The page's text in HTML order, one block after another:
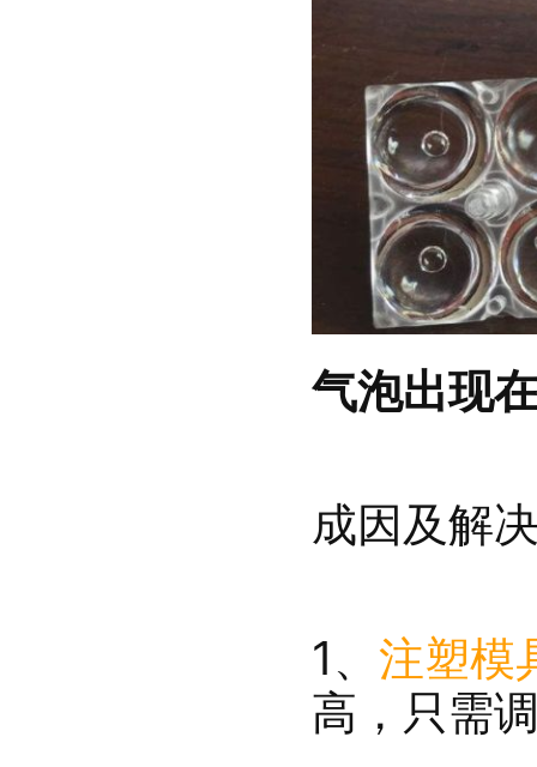
气泡出现
成因及解
1、 注塑模
高，只需